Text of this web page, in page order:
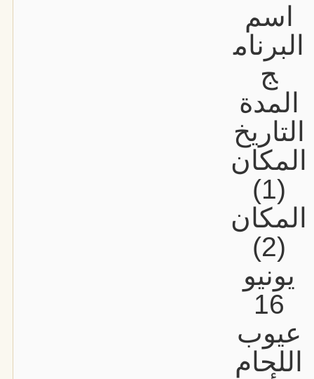
اسم
البرنام
ج
المدة
التاريخ
المكان
(1)
المكان
(2)
يونيو
16
عيوب
اللحام